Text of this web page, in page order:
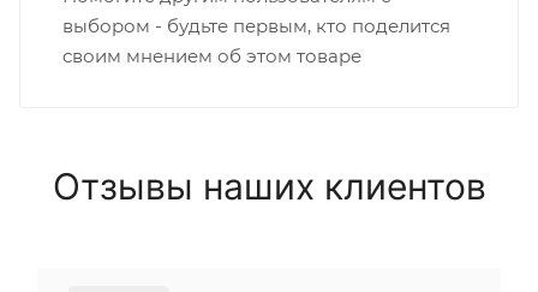
выбором - будьте первым, кто поделится
своим мнением об этом товаре
Отзывы наших клиентов